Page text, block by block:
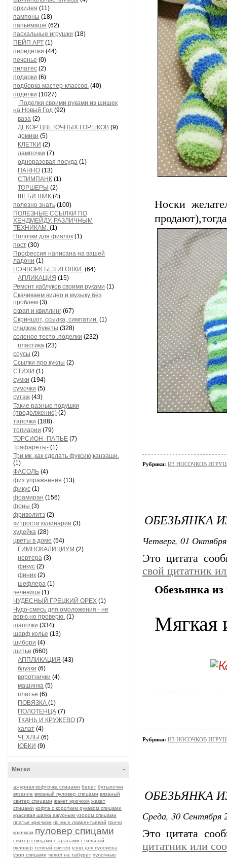
орхидея (11)
пампоны (18)
папьемаше (62)
пасхальные игрушки (18)
ПЕЙП АРТ (1)
переделки (44)
печенье (0)
пилатес (2)
подарки (6)
подборка мастер-классов. (40)
поделки (1027)
Поделки своими руками из шишек
на Новый Год (92)
ваза (2)
ДЕКОР ЦВЕТОЧНЫХ ГОРШКОВ (9)
домики (5)
КЛЕТКИ (2)
лампочки (7)
одноразовая посуда (1)
ПАННО (13)
СТИМПАНК (1)
ТОРШЕРЫ (2)
ШЕБИ ШИК (4)
полезно знать (100)
ПОЛЕЗНЫЕ ССЫЛКИ ПО
ХЕНДМЕЙДУ, РАЗЛИЧНЫМ
ТЕХНИКАМ, (1)
Полочки для фиалок (1)
пост (30)
Профессия написана на вашей
ладони (1)
ПЭЧВОРК БЕЗ ИГОЛКИ. (64)
АПЛИКАЦИЯ (15)
Ремонт каблуков своими руками (1)
Скачиваем видео и музыку без
проблем (3)
скрап и квиллинг (67)
Скриншот, ссылка, симпатии. (1)
сладкие букеты (328)
соленое тесто .поделки (232)
пластика (23)
соусы (2)
Ссылки про куклы (2)
СТИХИ (1)
сумки (194)
сумочки (5)
сутаж (43)
Такие разные подушки
(продолжение) (2)
тапочки (188)
топиарии (79)
ТОРСИОН -ПАПЬЕ (7)
Трафареты- (1)
Три мк ,как сделать фуксию,канзаши.
(1)
ФАСОЛЬ (4)
физ упражнения (13)
фикус (1)
фоамиран (156)
фоны (3)
фриволитэ (2)
хитрости кулинарии (3)
худейка (28)
цветы в доме (54)
ГИМНОКАЛИЦИУМ (2)
нертера (3)
фикус (2)
финик (2)
шефлера (1)
чечевица (1)
ЧУДЕСНЫЙ ГРЕЦКИЙ ОРЕХ (1)
Чудо-смесь для омоложения - не
верю,но проверю. (1)
шапочки (334)
шарф колье (13)
шибори (4)
шитье (660)
АППЛИКАЦИЯ (43)
блузки (6)
воротнички (4)
машинка (5)
платье (6)
ПОВЯЗКА (1)
ПОЛОТЕНЦА (7)
ТКАНЬ И КРУЖЕВО (7)
халат (4)
ЧЕХЛЫ (6)
ЮБКИ (9)
-
Метки
ажурная кофточка спицами берет бутылочки
вязание вязаный пуловер спицами вязаный
свитер спицами жакет крючком жакет
спицами кофта с коротким рукавом спицами
красивая шапка ажурным узором спицами
платье крючком по мк е.лаврентьевой пончо
крючком пуловер спицами
свитер спицами с аранами стильный
пуловер теплый свитер узор для пуловера
узор спицами чехол на табурет чулочные
Носки
Рубрики: ИЗ НОСОЧКОВ
ОБЕЗЬЯНКА
Четверг, 01
Это цитата
свой цитатник
Обезьянка из
Мягкая
Рубрики: ИЗ НОСОЧКОВ
ОБЕЗЬЯНКА
Среда, 30 Сентября
Это цитата
цитатник или